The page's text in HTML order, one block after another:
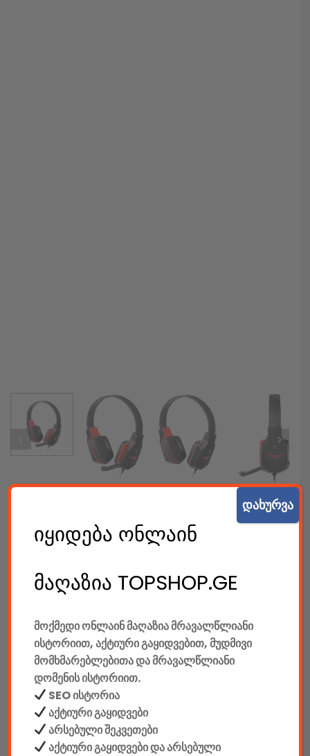
ყურსასმენი Defender Warhead G-320
Defender- ყურსასმენი მიკროფონით Warhead G-320
შიდა კოდი: 5865
არ არის გაყიდვაში
იყიდება ონლაინ
მაღაზია TOPSHOP.GE
მოქმედი ონლაინ მაღაზია მრავალწლიანი
ისტორიით, აქტიური გაყიდვებით, მუდმივი
მომხმარებლებითა და მრავალწლიანი
დომენის ისტორიით.
SEO ისტორია
აქტიური გაყიდვები
არსებული შეკვეთები
აქტიური გაყიდვები და არსებული
დახურვა